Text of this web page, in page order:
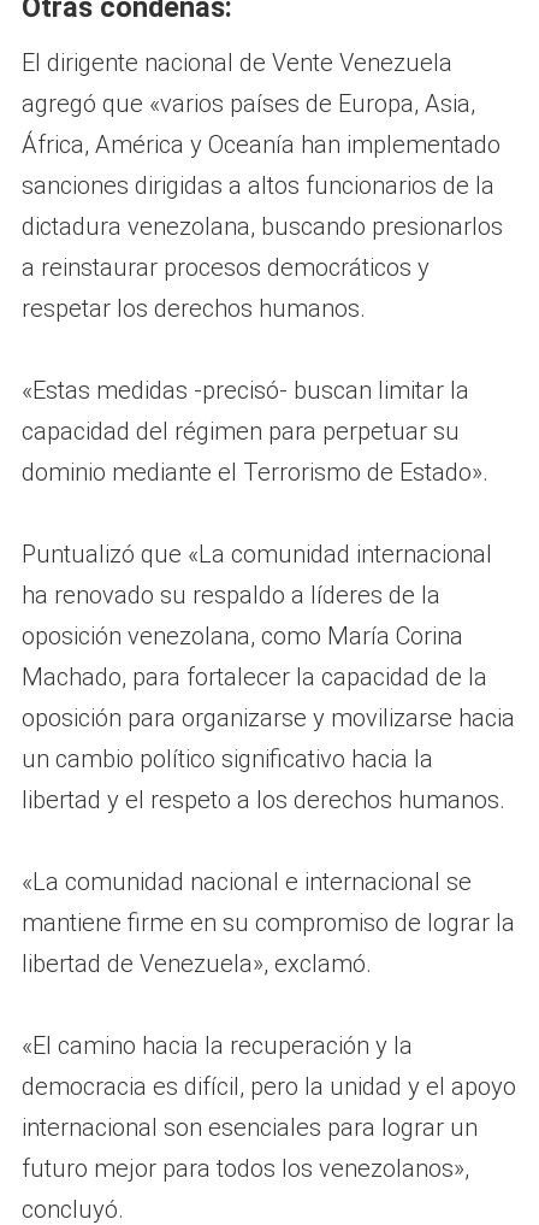
Otras condenas:
El dirigente nacional de Vente Venezuela
agregó que «varios países de Europa, Asia,
África, América y Oceanía han implementado
sanciones dirigidas a altos funcionarios de la
dictadura venezolana, buscando presionarlos
a reinstaurar procesos democráticos y
respetar los derechos humanos.
«Estas medidas -precisó- buscan limitar la
capacidad del régimen para perpetuar su
dominio mediante el Terrorismo de Estado».
Puntualizó que «La comunidad internacional
ha renovado su respaldo a líderes de la
oposición venezolana, como María Corina
Machado, para fortalecer la capacidad de la
oposición para organizarse y movilizarse hacia
un cambio político significativo hacia la
libertad y el respeto a los derechos humanos.
«La comunidad nacional e internacional se
mantiene firme en su compromiso de lograr la
libertad de Venezuela», exclamó.
«El camino hacia la recuperación y la
democracia es difícil, pero la unidad y el apoyo
internacional son esenciales para lograr un
futuro mejor para todos los venezolanos»,
concluyó.